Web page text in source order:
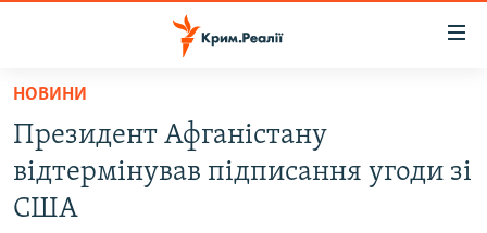
Перейти
основного
матеріалу
Перейти
до
ВОДА.КРИМ
ВІДЕО ТА ФОТО
НОВИНИ
Президент Афганістану
відтермінував підписання угоди зі
США